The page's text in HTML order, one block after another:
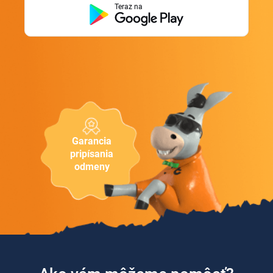
Garancia
pripísania
odmeny
Teraz na